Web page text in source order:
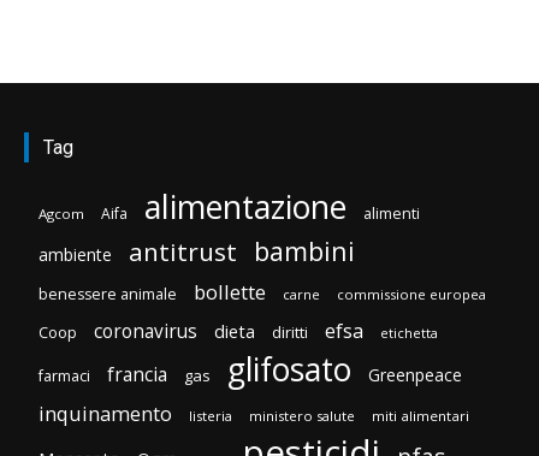
Tag
Agcom Aifa alimentazione alimenti
ambiente antitrust bambini
benessere animale bollette carne commissione europea
Coop coronavirus dieta diritti efsa etichetta
farmaci francia gas glifosato Greenpeace
inquinamento listeria ministero salute miti alimentari